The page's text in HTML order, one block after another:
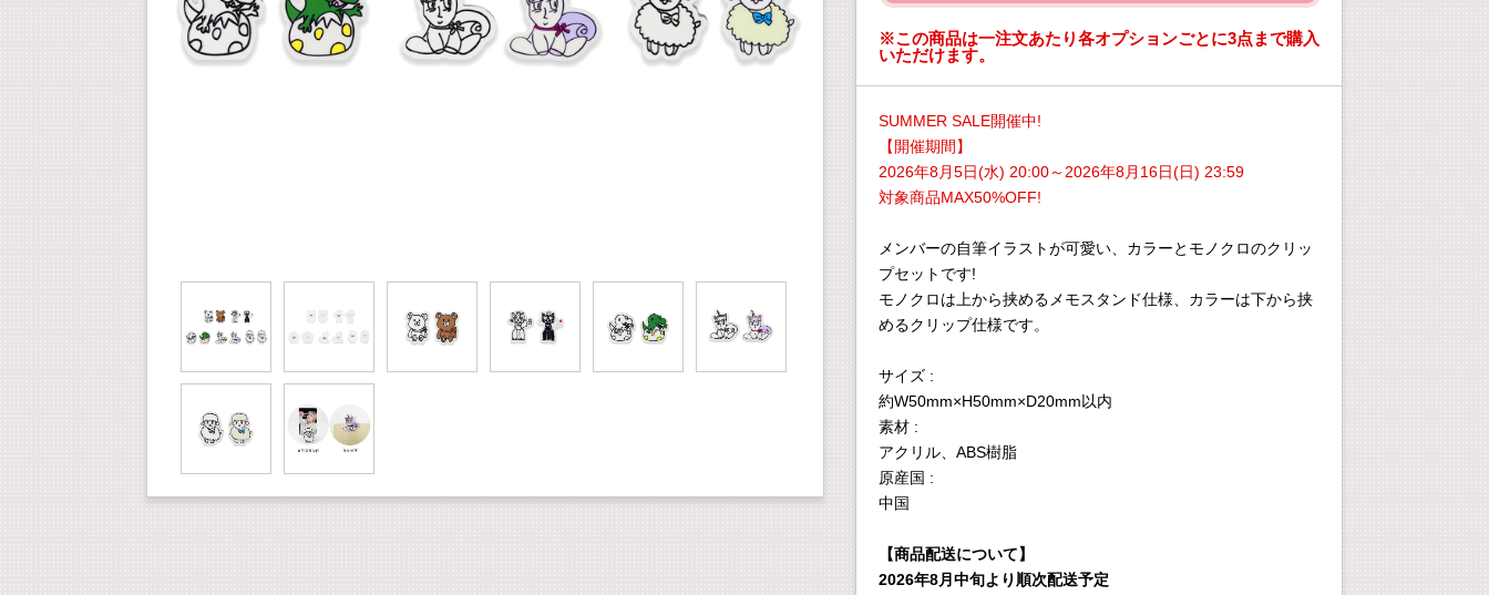
※この商品は一注文あたり各オプションごとに3点まで購入
いただけます。
SUMMER SALE開催中!
【開催期間】
2026年8月5日(水) 20:00～2026年8月16日(日) 23:59
対象商品MAX50%OFF!
メンバーの自筆イラストが可愛い、カラーとモノクロのクリッ
プセットです!
モノクロは上から挟めるメモスタンド仕様、カラーは下から挟
めるクリップ仕様です。
サイズ :
約W50mm×H50mm×D20mm以内
素材 :
アクリル、ABS樹脂
原産国 :
中国
【商品配送について】
2026年8月中旬より順次配送予定